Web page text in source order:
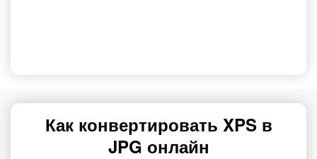
Как конвертировать XPS в
JPG онлайн